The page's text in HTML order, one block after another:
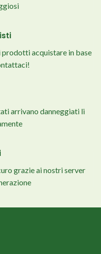
acquistare in base
arrivano danneggiati li
grazie ai nostri server